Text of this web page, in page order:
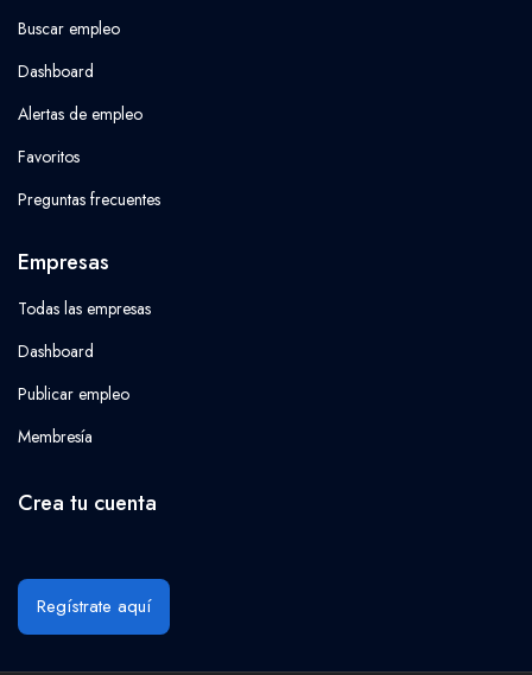
Buscar empleo
Dashboard
Alertas de empleo
Favoritos
Preguntas frecuentes
Empresas
Todas las empresas
Dashboard
Publicar empleo
Membresía
Crea tu cuenta
Regístrate aquí